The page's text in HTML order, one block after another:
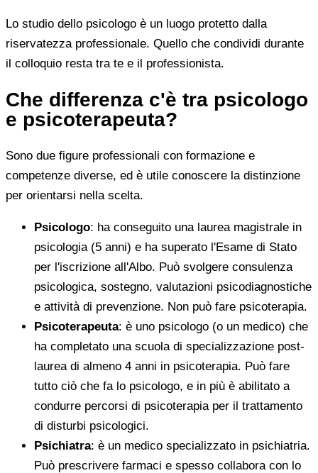
Lo studio dello psicologo è un luogo protetto dalla
riservatezza professionale. Quello che condividi durante
il colloquio resta tra te e il professionista.
Che differenza c'è tra psicologo
e psicoterapeuta?
Sono due figure professionali con formazione e
competenze diverse, ed è utile conoscere la distinzione
per orientarsi nella scelta.
Psicologo: ha conseguito una laurea magistrale in
psicologia (5 anni) e ha superato l'Esame di Stato
per l'iscrizione all'Albo. Può svolgere consulenza
psicologica, sostegno, valutazioni psicodiagnostiche
e attività di prevenzione. Non può fare psicoterapia.
Psicoterapeuta: è uno psicologo (o un medico) che
ha completato una scuola di specializzazione post-
laurea di almeno 4 anni in psicoterapia. Può fare
tutto ciò che fa lo psicologo, e in più è abilitato a
condurre percorsi di psicoterapia per il trattamento
di disturbi psicologici.
Psichiatra: è un medico specializzato in psichiatria.
Può prescrivere farmaci e spesso collabora con lo